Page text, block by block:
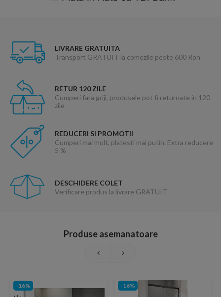
LIVRARE GRATUITA
Transport GRATUIT la comezile peste 600 Ron
RETUR 120 ZILE
Cumperi fara griji, produsele pot fi returnate in 120
zile
REDUCERI SI PROMOTII
Cumperi mai mult, platesti mai putin. Extra reducere
5 %
DESCHIDERE COLET
Verificare produs la livrare GRATUIT
Produse asemanatoare
-16% -16%